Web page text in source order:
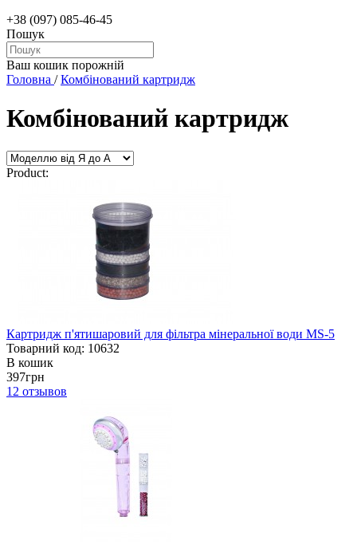
+38 (097) 085-46-45
Пошук
Ваш кошик порожній
Головна /Комбінований картридж
Комбінований картридж
Product:
Картридж п'ятишаровий для фільтра мінеральної води MS-5
Товарний код: 10632
В кошик
397грн
12 отзывов